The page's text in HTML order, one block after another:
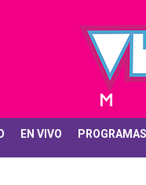
EN VIVO PROGRAMAS